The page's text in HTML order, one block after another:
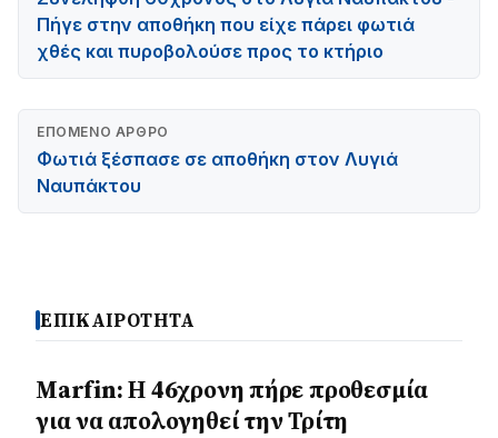
Πήγε στην αποθήκη που είχε πάρει φωτιά
χθές και πυροβολούσε προς το κτήριο
ΕΠΌΜΕΝΟ ΆΡΘΡΟ
Φωτιά ξέσπασε σε αποθήκη στον Λυγιά
Ναυπάκτου
ΕΠΙΚΑΙΡΟΤΗΤΑ
Marfin: Η 46χρονη πήρε προθεσμία
για να απολογηθεί την Τρίτη